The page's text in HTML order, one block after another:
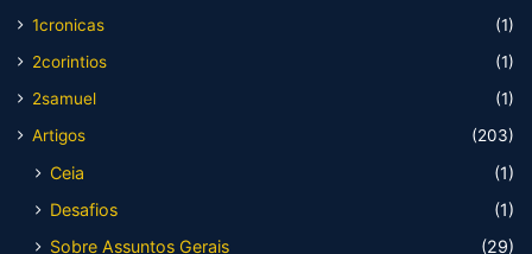
1cronicas
(1)
2corintios
(1)
2samuel
(1)
Artigos
(203)
Ceia
(1)
Desafios
(1)
Sobre Assuntos Gerais
(29)